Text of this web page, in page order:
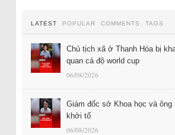
LATEST POPULAR COMMENTS TAGS
Chủ tịch xã ở Thanh Hóa bị
quan cá độ world cup
06/08/2026
Giám đốc sở Khoa học và ông
khởi tố
06/08/2026